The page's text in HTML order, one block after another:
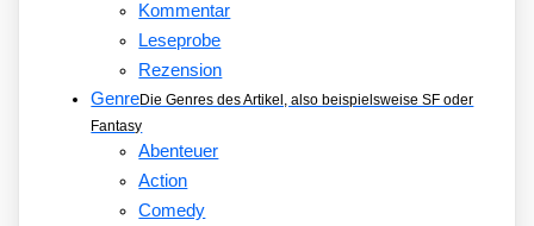
Kommentar
Leseprobe
Rezension
GenreDie Genres des Artikel, also beispielsweise SF oder
Fantasy
Abenteuer
Action
Comedy